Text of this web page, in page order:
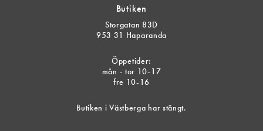
Butiken
Storgatan 83D
953 31 Haparanda
Öppetider:
mån - tor 10-17
fre 10-16
Butiken i Västberga har stängt.